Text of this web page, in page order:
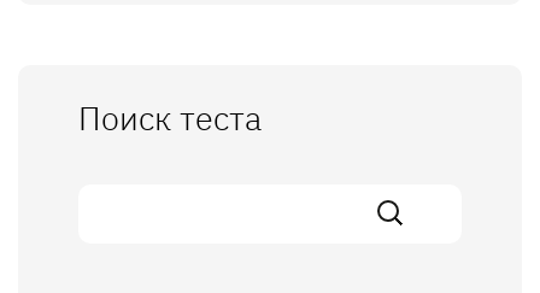
Поиск теста